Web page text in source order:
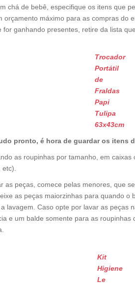
chá de bebê, especifique os itens que
orçamento máximo para as compras do
for ganhando presentes, retire da lista
Trocador
Portátil
de
Fraldas
Papi
Tulipa
63x43cm
pronto, é hora de guardar os itens
as roupinhas por tamanho, em caixas
as peças, comece pelas menores, que
as peças maiorzinhas para quando o
lavagem. Caso opte por lavar as peças
e um balde somente para as
Kit
Higiene
Le